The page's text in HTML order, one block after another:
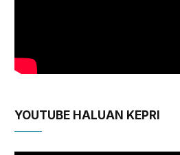
YOUTUBE HALUAN KEPRI